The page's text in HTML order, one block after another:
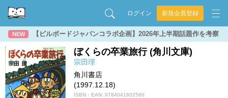
ログイン 新規会員登録
NEW 【ビルボードジャパンコラボ企画】2026年上半期話題作を考察
ぼくらの卒業旅行 (角川文庫)
宗田理
角川書店
(1997.12.18)
ISBN・EAN: 9784041602560